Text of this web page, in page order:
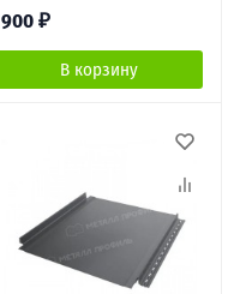
900 ₽
В корзину